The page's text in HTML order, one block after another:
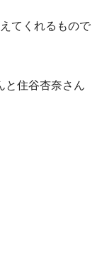
てくれるもので
と住谷杏奈さん